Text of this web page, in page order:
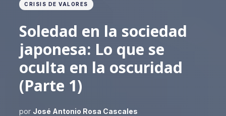
CRISIS DE VALORES
Soledad en la sociedad
japonesa: Lo que se
oculta en la oscuridad
(Parte 1)
por José Antonio Rosa Cascales